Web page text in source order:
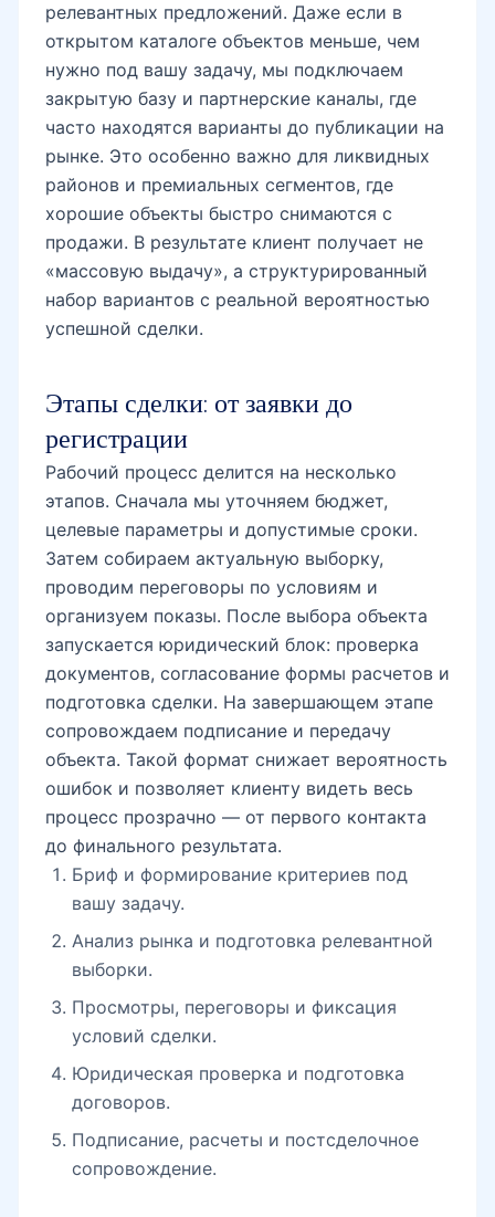
релевантных предложений. Даже если в
открытом каталоге объектов меньше, чем
нужно под вашу задачу, мы подключаем
закрытую базу и партнерские каналы, где
часто находятся варианты до публикации на
рынке. Это особенно важно для ликвидных
районов и премиальных сегментов, где
хорошие объекты быстро снимаются с
продажи. В результате клиент получает не
«массовую выдачу», а структурированный
набор вариантов с реальной вероятностью
успешной сделки.
Этапы сделки: от заявки до
регистрации
Рабочий процесс делится на несколько
этапов. Сначала мы уточняем бюджет,
целевые параметры и допустимые сроки.
Затем собираем актуальную выборку,
проводим переговоры по условиям и
организуем показы. После выбора объекта
запускается юридический блок: проверка
документов, согласование формы расчетов и
подготовка сделки. На завершающем этапе
сопровождаем подписание и передачу
объекта. Такой формат снижает вероятность
ошибок и позволяет клиенту видеть весь
процесс прозрачно — от первого контакта
до финального результата.
Бриф и формирование критериев под
вашу задачу.
Анализ рынка и подготовка релевантной
выборки.
Просмотры, переговоры и фиксация
условий сделки.
Юридическая проверка и подготовка
договоров.
Подписание, расчеты и постсделочное
сопровождение.